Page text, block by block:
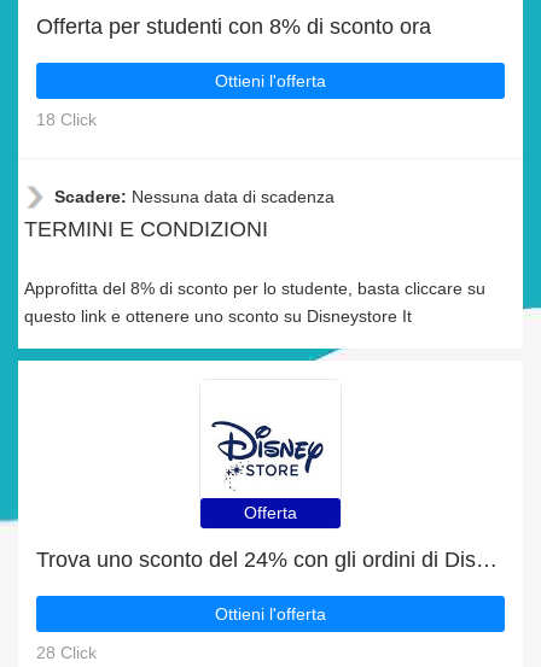
Offerta per studenti con 8% di sconto ora
Ottieni l'offerta
18 Click
Scadere: Nessuna data di scadenza
TERMINI E CONDIZIONI
Approfitta del 8% di sconto per lo studente, basta cliccare su
questo link e ottenere uno sconto su Disneystore It
Offerta
Trova uno sconto del 24% con gli ordini di Disneystore It
Ottieni l'offerta
28 Click